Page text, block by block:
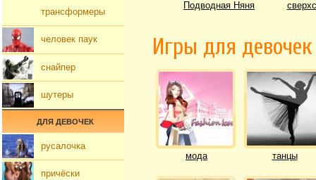
Подводная Няня
Игры для девочек
мода танцы
трансформеры
человек паук
снайпер
шутеры
ДЛЯ ДЕВОЧЕК
русалочка
причёски